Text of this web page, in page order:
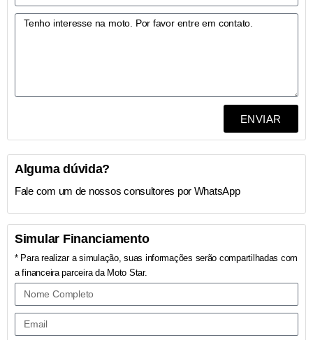
ENVIAR
Simular Financiamento
* Para realizar a simulação, suas informações serão compartilhadas com
a financeira parceira da Moto Star.
Alguma dúvida?
Fale com um de nossos consultores por WhatsApp